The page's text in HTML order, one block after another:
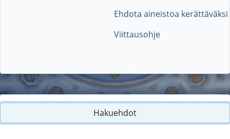
Ehdota aineistoa kerättäväksi
Viittausohje
Hakuehdot